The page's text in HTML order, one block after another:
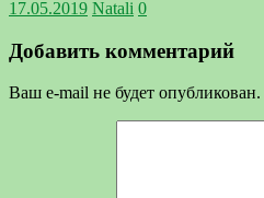
17.05.2019 Natali 0
Добавить комментарий
Ваш e-mail не будет опубликован.